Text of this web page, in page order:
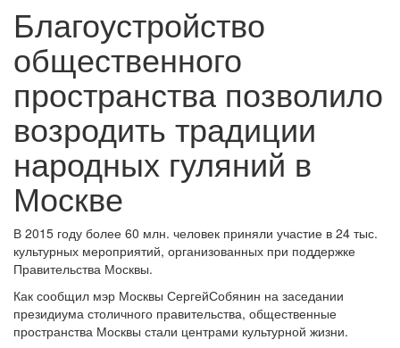
Благоустройство
общественного
пространства позволило
возродить традиции
народных гуляний в
Москве
В 2015 году более 60 млн. человек приняли участие в 24 тыс.
культурных мероприятий, организованных при поддержке
Правительства Москвы.
Как сообщил мэр Москвы СергейСобянин на заседании
президиума столичного правительства, общественные
пространства Москвы стали центрами культурной жизни.